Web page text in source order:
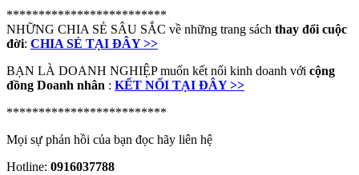
*************************
NHỮNG CHIA SẺ SÂU SẮC về những trang sách thay đổi cuộc
đời: CHIA SẺ TẠI ĐÂY >>
BẠN LÀ DOANH NGHIỆP muốn kết nối kinh doanh với cộng
đồng Doanh nhân : KẾT NỐI TẠI ĐÂY >>
*************************
Mọi sự phản hồi của bạn đọc hãy liên hệ
Hotline: 0916037788